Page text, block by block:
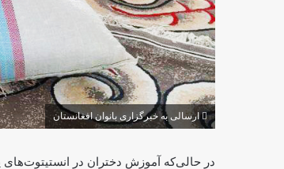
ارسالی به خبرگزاری بانوان افغانستان
در حالی‌که آموزش دختران در